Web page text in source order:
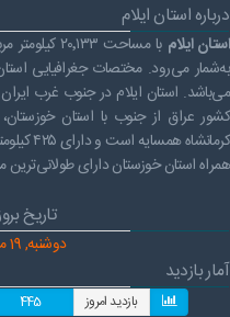
درباره استان ایلام
استان ایلام
با مساحت
می‌باشد. استان ایلام در جنوب غرب
کشور عراق از جنوب با استان
همراه استان خوزستان دارای طولانی‌ترین
تاریخ
دوشنبه, 19 مرداد 1405 04:37
آمار بازدید
بازدید امروز 445